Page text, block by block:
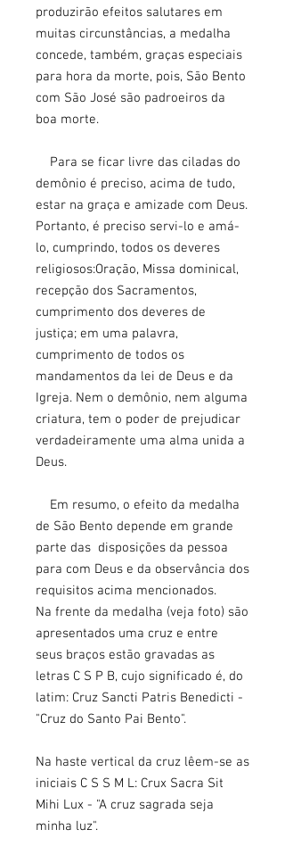
produzirão efeitos salutares em
muitas circunstâncias, a medalha
concede, também, graças especiais
para hora da morte, pois, São Bento
com São José são padroeiros da
boa morte.
Para se ficar livre das ciladas do
demônio é preciso, acima de tudo,
estar na graça e amizade com Deus.
Portanto, é preciso servi-lo e amá-
lo, cumprindo, todos os deveres
religiosos:Oração, Missa dominical,
recepção dos Sacramentos,
cumprimento dos deveres de
justiça; em uma palavra,
cumprimento de todos os
mandamentos da lei de Deus e da
Igreja. Nem o demônio, nem alguma
criatura, tem o poder de prejudicar
verdadeiramente uma alma unida a
Deus.
Em resumo, o efeito da medalha
de São Bento depende em grande
parte das disposições da pessoa
para com Deus e da observância dos
requisitos acima mencionados.
Na frente da medalha (veja foto) são
apresentados uma cruz e entre
seus braços estão gravadas as
letras C S P B, cujo significado é, do
latim: Cruz Sancti Patris Benedicti -
"Cruz do Santo Pai Bento".
Na haste vertical da cruz lêem-se as
iniciais C S S M L: Crux Sacra Sit
Mihi Lux - "A cruz sagrada seja
minha luz".